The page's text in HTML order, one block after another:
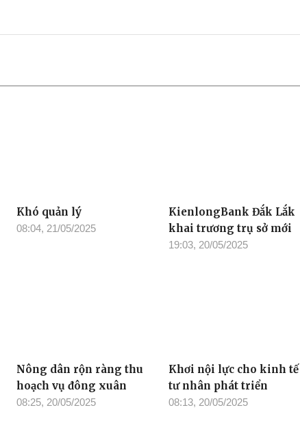
Khó quản lý
08:04, 21/05/2025
KienlongBank Đắk Lắk
khai trương trụ sở mới
19:03, 20/05/2025
Nông dân rộn ràng thu
hoạch vụ đông xuân
08:25, 20/05/2025
Khơi nội lực cho kinh tế
tư nhân phát triển
08:13, 20/05/2025